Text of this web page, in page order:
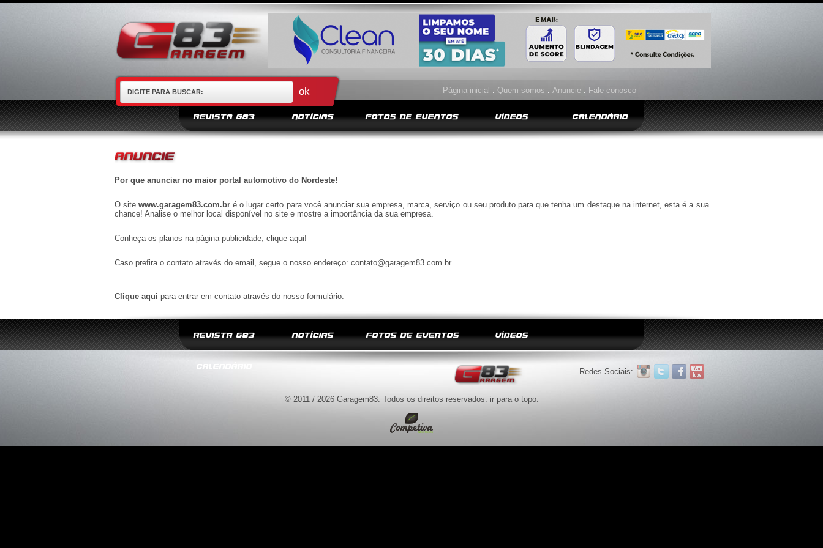
Página inicial . Quem somos . Anuncie . Fale conosco
REVISTA G83 NOTÍCIAS FOTOS DE EVENTOS VÍDEOS CALENDÁRIO
Por que anunciar no maior portal automotivo do Nordeste!
O site www.garagem83.com.bré o lugar certo para você anunciar sua empresa, marca, serviço ou seu produto para que tenha um destaque na internet, esta é a sua
chance! Analise o melhor local disponível no site e mostre a importância da sua empresa.
Conheça os planos na página publicidade, clique aqui!
Caso prefira o contato através do email, segue o nosso endereço: contato@garagem83.com.br
Clique aqui para entrar em contato através do nosso formulário.
REVISTA G83 NOTÍCIAS FOTOS DE EVENTOS VÍDEOS
CALENDÁRIO
Redes Sociais:
© 2011 / 2026 Garagem83. Todos os direitos reservados. ir para o topo.